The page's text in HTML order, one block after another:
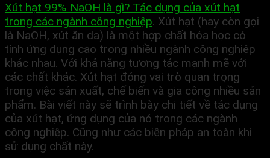
Xút hạt 99% NaOH là gì? Tác dụng của xút hạt
trong các ngành công nghiệp. Xút hạt (hay còn gọi
là NaOH, xút ăn da) là một hợp chất hóa học có
tính ứng dụng cao trong nhiều ngành công nghiệp
khác nhau. Với khả năng tương tác mạnh mẽ với
các chất khác. Xút hạt đóng vai trò quan trọng
trong việc sản xuất, chế biến và gia công nhiều sản
phẩm. Bài viết này sẽ trình bày chi tiết về tác dụng
của xút hạt, ứng dụng của nó trong các ngành
công nghiệp. Cũng như các biện pháp an toàn khi
sử dụng chất này.